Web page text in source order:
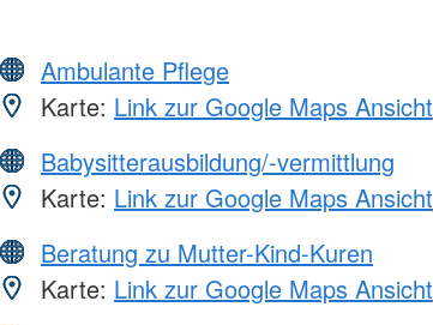
Ambulante Pflege
Karte: Link zur Google Maps Ansicht
Babysitterausbildung/-vermittlung
Karte: Link zur Google Maps Ansicht
Beratung zu Mutter-Kind-Kuren
Karte: Link zur Google Maps Ansicht